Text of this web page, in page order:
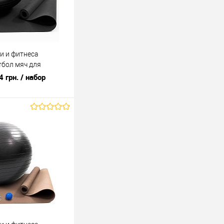
и фитнеса
мяч для
55 см OSPORT
грн. / набор
К сравнению
В наличии